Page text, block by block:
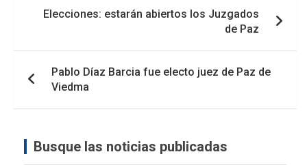
Elecciones: estarán abiertos los Juzgados
de Paz
Pablo Díaz Barcia fue electo juez de Paz de
Viedma
Busque las noticias publicadas